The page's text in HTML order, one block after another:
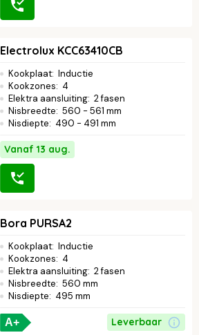
Electrolux KCC63410CB
Kookplaat: Inductie
Kookzones: 4
Elektra aansluiting: 2 fasen
Nisbreedte: 560 - 561 mm
Nisdiepte: 490 - 491 mm
Vanaf 13 aug.
Bora PURSA2
Kookplaat: Inductie
Kookzones: 4
Elektra aansluiting: 2 fasen
Nisbreedte: 560 mm
Nisdiepte: 495 mm
A+ Leverbaar